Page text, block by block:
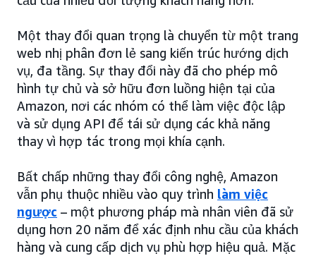
Một thay đổi quan trọng là chuyển từ một trang
web nhị phân đơn lẻ sang kiến trúc hướng dịch
vụ, đa tầng. Sự thay đổi này đã cho phép mô
hình tự chủ và sở hữu đơn luồng hiện tại của
Amazon, nơi các nhóm có thể làm việc độc lập
và sử dụng API để tái sử dụng các khả năng
thay vì hợp tác trong mọi khía cạnh.
Bất chấp những thay đổi công nghệ, Amazon
vẫn phụ thuộc nhiều vào quy trình làm việc
ngược – một phương pháp mà nhân viên đã sử
dụng hơn 20 năm để xác định nhu cầu của khách
hàng và cung cấp dịch vụ phù hợp hiệu quả. Mặc